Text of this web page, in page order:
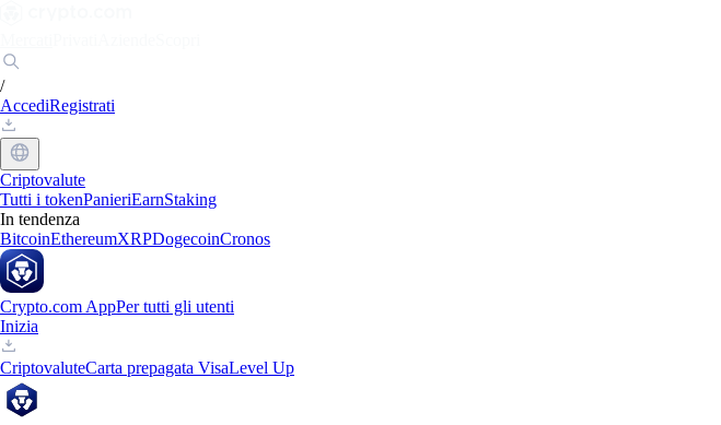
/
AccediRegistrati
Criptovalute
Tutti i tokenPanieriEarnStaking
In tendenza
BitcoinEthereumXRPDogecoinCronos
Crypto.com AppPer tutti gli utenti
Inizia
CriptovaluteCarta prepagata VisaLevel Up